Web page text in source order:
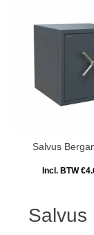
Salvus
Incl. BTW
Salvus